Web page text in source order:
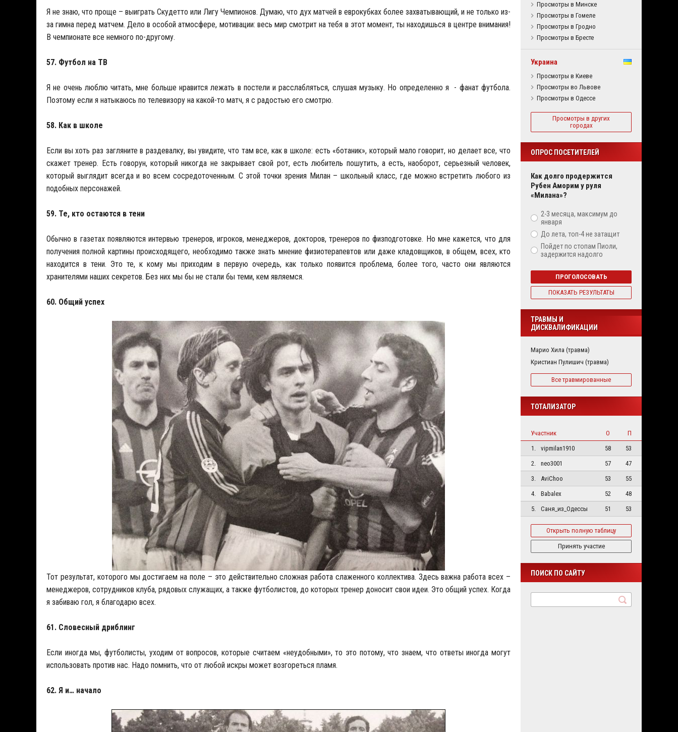
Я не знаю, что проще – выиграть Скудетто или Лигу Чемпионов. Думаю, что дух матчей в еврокубках более захватывающий, и не только из-
за гимна перед матчем. Дело в особой атмосфере, мотивации: весь мир смотрит на тебя в этот момент, ты находишься в центре внимания!
В чемпионате все немного по-другому.
57. Футбол на ТВ
Я не очень люблю читать, мне больше нравится лежать в постели и расслабляться, слушая музыку. Но определенно я - фанат футбола.
Поэтому если я натыкаюсь по телевизору на какой-то матч, я с радостью его смотрю.
58. Как в школе
Если вы хоть раз загляните в раздевалку, вы увидите, что там все, как в школе: есть «ботаник», который мало говорит, но делает все, что
скажет тренер. Есть говорун, который никогда не закрывает свой рот, есть любитель пошутить, а есть, наоборот, серьезный человек,
который выглядит всегда и во всем сосредоточенным. С этой точки зрения Милан – школьный класс, где можно встретить любого из
подобных персонажей.
59. Те, кто остаются в тени
Обычно в газетах появляются интервью тренеров, игроков, менеджеров, докторов, тренеров по физподготовке. Но мне кажется, что для
получения полной картины происходящего, необходимо также знать мнение физиотерапевтов или даже кладовщиков, в общем, всех, кто
находится в тени. Это те, к кому мы приходим в первую очередь, как только появится проблема, более того, часто они являются
хранителями наших секретов. Без них мы бы не стали бы теми, кем являемся.
60. Общий успех
Тот результат, которого мы достигаем на поле – это действительно сложная работа слаженного коллектива. Здесь важна работа всех –
менеджеров, сотрудников клуба, рядовых служащих, а также футболистов, до которых тренер доносит свои идеи. Это общий успех. Когда
я забиваю гол, я благодарю всех.
61. Словесный дриблинг
Если иногда мы, футболисты, уходим от вопросов, которые считаем «неудобными», то это потому, что знаем, что ответы иногда могут
использовать против нас. Надо помнить, что от любой искры может возгореться пламя.
62. Я и… начало
Просмотры в Минске
Просмотры в Гомеле
Просмотры в Гродно
Просмотры в Бресте
Украина
Просмотры в Киеве
Просмотры во Львове
Просмотры в Одессе
Просмотры в других
городах
ОПРОС ПОСЕТИТЕЛЕЙ
Как долго продержится
Рубен Аморим у руля
«Милана»?
2-3 месяца, максимум до
января
До лета, топ-4 не затащит
Пойдет по стопам Пиоли,
задержится надолго
ПРОГОЛОСОВАТЬ
ПОКАЗАТЬ РЕЗУЛЬТАТЫ
ТРАВМЫ И
ДИСКВАЛИФИКАЦИИ
Марио Хила (травма)
Кристиан Пулишич (травма)
Все травмированные
ТОТАЛИЗАТОР
Участник О
П
1.
vipmilan1910 58
53
2.
neo3001 57
47
3.
AviChoo 53
55
4.
Babalex 52
48
5.
Саня_из_Одессы 51 53
Открыть полную таблицу
Принять участие
ПОИСК ПО САЙТУ